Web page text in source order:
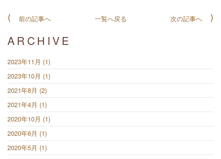
前の記事へ 一覧へ戻る 次の記事へ
ARCHIVE
2023年11月 (1)
2023年10月 (1)
2021年8月 (2)
2021年4月 (1)
2020年10月 (1)
2020年6月 (1)
2020年5月 (1)